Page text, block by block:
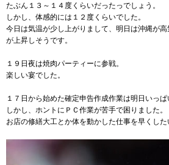
たぶん１３～１４度くらいだったっでしょう。
しかし、体感的には１２度くらいでした。
今日は気温が少し上がりまして、明日は沖縄が
が上昇しそうです。
１９日夜は焼肉パーティーに参戦。
楽しい宴でした。
１７日から始めた確定申告作成作業は明日いっぱ
しかし、ホントにＰＣ作業が苦手で困りました。
お店の修繕大工とか体を動かした仕事を早くした